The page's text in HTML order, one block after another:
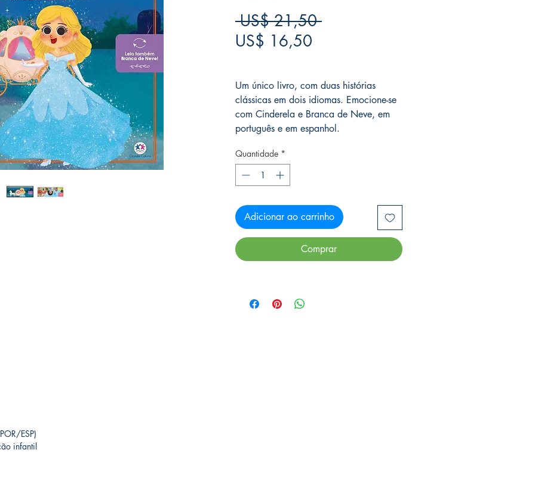
US$ 21,50 Preço
US$ 16,50
Um único livro, com duas histórias
clássicas em dois idiomas. Emocione-se
com Cinderela e Branca de Neve, em
português e em espanhol.
Quantidade *
Adicionar ao carrinho
Comprar
ESP)
infantil